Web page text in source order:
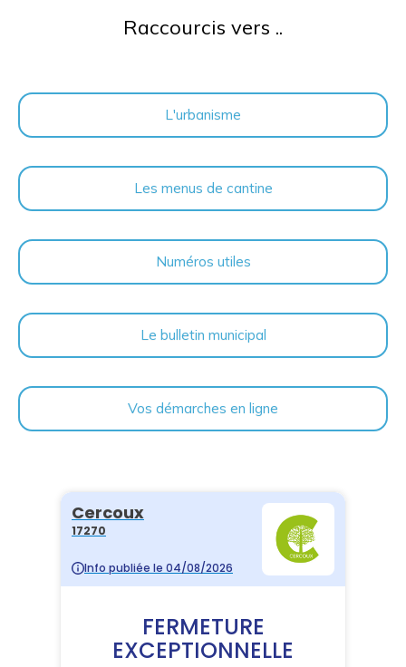
Raccourcis vers ..
L'urbanisme
Les menus de cantine
Numéros utiles
Le bulletin municipal
Vos démarches en ligne